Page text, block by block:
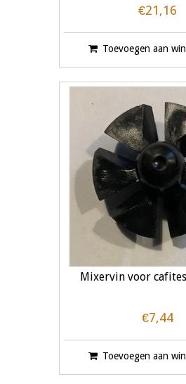
€21,16
Toevoegen aan
Mixervin voor
€7,44
Toevoegen aan